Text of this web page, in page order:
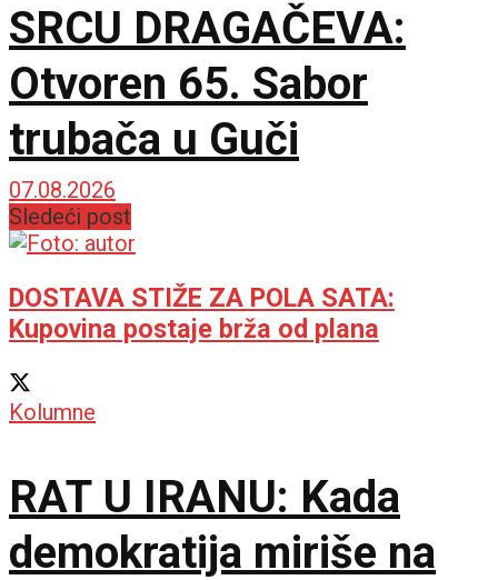
SRCU DRAGAČEVA:
Otvoren 65. Sabor
trubača u Guči
07.08.2026
Sledeći post
DOSTAVA STIŽE ZA POLA SATA:
Kupovina postaje brža od plana
Kolumne
RAT U IRANU: Kada
demokratija miriše na